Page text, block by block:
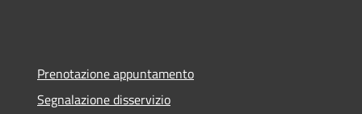
Prenotazione appuntamento
Segnalazione disservizio